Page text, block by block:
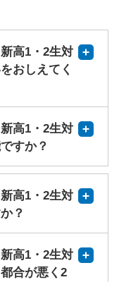
高1・2生対
おしえてく
高1・2生対
すか？
高1・2生対
？
高1・2生対
合が悪く2